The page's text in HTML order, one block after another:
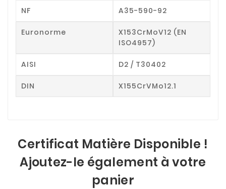
NF A35-590-92
Euronorme
X153CrMoV12 (EN
ISO4957)
AISI D2 / T30402
DIN X155CrVMo12.1
Certificat Matière Disponible !
Ajoutez-le également à votre
panier